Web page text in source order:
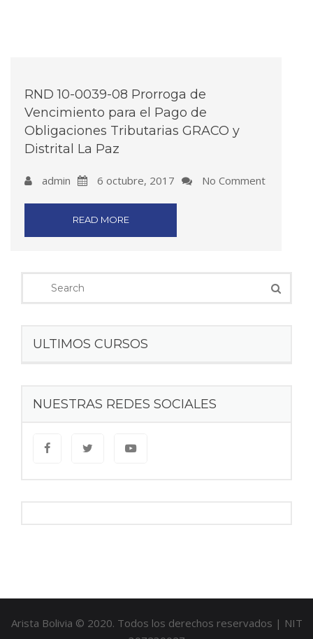
RND 10-0039-08 Prorroga de
Vencimiento para el Pago de
Obligaciones Tributarias GRACO y
Distrital La Paz
admin 6 octubre, 2017 No Comment
READ MORE
ULTIMOS CURSOS
NUESTRAS REDES SOCIALES
Arista Bolivia © 2020. Todos los derechos reservados | NIT